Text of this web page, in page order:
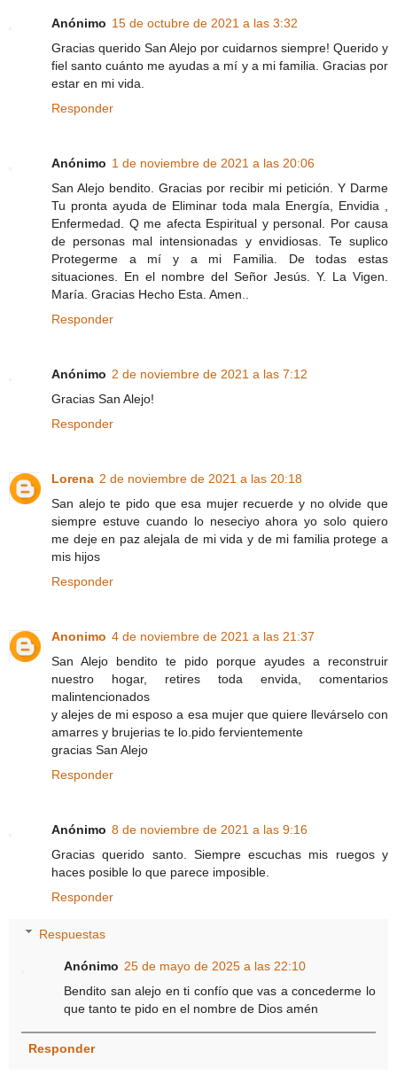
Anónimo 15 de octubre de 2021 a las 3:32
Gracias querido San Alejo por cuidarnos siempre! Querido y
fiel santo cuánto me ayudas a mí y a mi familia. Gracias por
estar en mi vida.
Responder
Anónimo 1 de noviembre de 2021 a las 20:06
San Alejo bendito. Gracias por recibir mi petición. Y Darme
Tu pronta ayuda de Eliminar toda mala Energía, Envidia ,
Enfermedad. Q me afecta Espiritual y personal. Por causa
de personas mal intensionadas y envidiosas. Te suplico
Protegerme a mí y a mi Familia. De todas estas
situaciones. En el nombre del Señor Jesús. Y. La Vigen.
María. Gracias Hecho Esta. Amen..
Responder
Anónimo 2 de noviembre de 2021 a las 7:12
Gracias San Alejo!
Responder
Lorena 2 de noviembre de 2021 a las 20:18
San alejo te pido que esa mujer recuerde y no olvide que
siempre estuve cuando lo neseciyo ahora yo solo quiero
me deje en paz alejala de mi vida y de mi familia protege a
mis hijos
Responder
Anonimo 4 de noviembre de 2021 a las 21:37
San Alejo bendito te pido porque ayudes a reconstruir
nuestro hogar, retires toda envida, comentarios
malintencionados
y alejes de mi esposo a esa mujer que quiere llevárselo con
amarres y brujerias te lo.pido fervientemente
gracias San Alejo
Responder
Anónimo 8 de noviembre de 2021 a las 9:16
Gracias querido santo. Siempre escuchas mis ruegos y
haces posible lo que parece imposible.
Responder
Respuestas
Anónimo 25 de mayo de 2025 a las 22:10
Bendito san alejo en ti confío que vas a concederme lo
que tanto te pido en el nombre de Dios amén
Responder